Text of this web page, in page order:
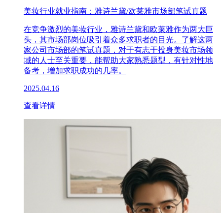
美妆行业就业指南：雅诗兰黛/欧莱雅市场部笔试真题
在竞争激烈的美妆行业，雅诗兰黛和欧莱雅作为两大巨
头，其市场部岗位吸引着众多求职者的目光。了解这两
家公司市场部的笔试真题，对于有志于投身美妆市场领
域的人士至关重要，能帮助大家熟悉题型，有针对性地
备考，增加求职成功的几率。
2025.04.16
查看详情